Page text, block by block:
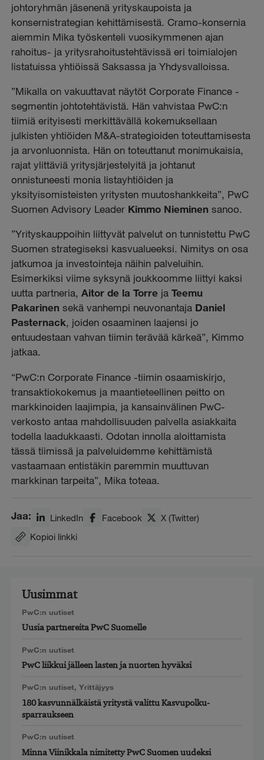
johtoryhmän jäsenenä yrityskaupoista ja
konsernistrategian kehittämisestä. Cramo-konsernia
aiemmin Mika työskenteli vuosikymmenen ajan
rahoitus- ja yritysrahoitustehtävissä eri toimialojen
listatuissa yhtiöissä Saksassa ja Yhdysvalloissa.
”Mikalla on vakuuttavat näytöt Corporate Finance -
segmentin johtotehtävistä. Hän vahvistaa PwC:n
tiimiä erityisesti merkittävällä kokemuksellaan
julkisten yhtiöiden M&A-strategioiden toteuttamisesta
ja arvonluonnista. Hän on toteuttanut monimukaisia,
rajat ylittäviä yritysjärjestelyitä ja johtanut
onnistuneesti monia listayhtiöiden ja
yksityisomisteisten yritysten muutoshankkeita”, PwC
Suomen Advisory Leader Kimmo Nieminen sanoo.
”Yrityskauppoihin liittyvät palvelut on tunnistettu PwC
Suomen strategiseksi kasvualueeksi. Nimitys on osa
jatkumoa ja investointeja näihin palveluihin.
Esimerkiksi viime syksynä joukkoomme liittyi kaksi
uutta partneria,Aitor de la Torre jaTeemu
Pakarinen sekä vanhempi neuvonantaja Daniel
Pasternack, joiden osaaminen laajensi jo
entuudestaan vahvan tiimin terävää kärkeä”, Kimmo
jatkaa.
“PwC:n Corporate Finance -tiimin osaamiskirjo,
transaktiokokemus ja maantieteellinen peitto on
markkinoiden laajimpia, ja kansainvälinen PwC-
verkosto antaa mahdollisuuden palvella asiakkaita
todella laadukkaasti. Odotan innolla aloittamista
tässä tiimissä ja palveluidemme kehittämistä
vastaamaan entistäkin paremmin muuttuvan
markkinan tarpeita”, Mika toteaa.
Jaa: LinkedIn Facebook
X (Twitter)
Kopioi linkki
Uusimmat
PwC:n uutiset
Uusia partnereita PwC Suomelle
PwC:n uutiset
PwC liikkui jälleen lasten ja nuorten hyväksi
PwC:n uutiset, Yrittäjyys
180 kasvunnälkäistä yritystä valittu Kasvupolku-
sparraukseen
PwC:n uutiset
Minna Viinikkala nimitetty PwC Suomen uudeksi